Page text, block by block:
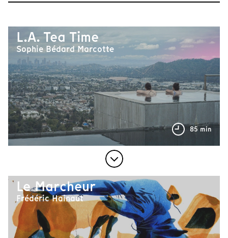
L.A. Tea Time
Sophie Bédard Marcotte
85 min
Le Marcheur
Frédéric Hainaut